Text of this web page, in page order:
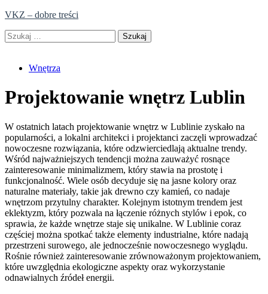
Skip
content
VKZ – dobre treści
Szukaj:
Wnętrza
Projektowanie wnętrz Lublin
W ostatnich latach projektowanie wnętrz w Lublinie zyskało na
popularności, a lokalni architekci i projektanci zaczęli wprowadzać
nowoczesne rozwiązania, które odzwierciedlają aktualne trendy.
Wśród najważniejszych tendencji można zauważyć rosnące
zainteresowanie minimalizmem, który stawia na prostotę i
funkcjonalność. Wiele osób decyduje się na jasne kolory oraz
naturalne materiały, takie jak drewno czy kamień, co nadaje
wnętrzom przytulny charakter. Kolejnym istotnym trendem jest
eklektyzm, który pozwala na łączenie różnych stylów i epok, co
sprawia, że każde wnętrze staje się unikalne. W Lublinie coraz
częściej można spotkać także elementy industrialne, które nadają
przestrzeni surowego, ale jednocześnie nowoczesnego wyglądu.
Rośnie również zainteresowanie zrównoważonym projektowaniem,
które uwzględnia ekologiczne aspekty oraz wykorzystanie
odnawialnych źródeł energii.